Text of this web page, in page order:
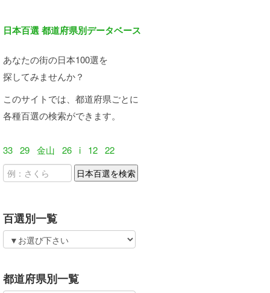
日本百選 都道府県別データベース
あなたの街の日本100選を
探してみませんか？
このサイトでは、都道府県ごとに
各種百選の検索ができます。
33 29 金山 26 i 12 22
百選別一覧
都道府県別一覧